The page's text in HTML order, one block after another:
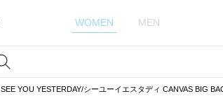
WOMEN MEN
SEE YOU YESTERDAY/シーユーイエスタディ CANVAS BIG